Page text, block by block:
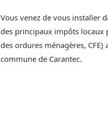
Vous venez de vous installer
des principaux impôts locaux
des ordures ménagères,
commune de Carantec.